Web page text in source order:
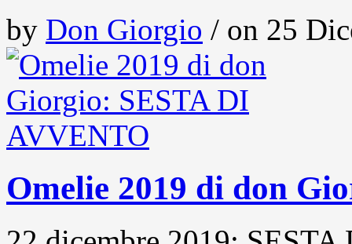
by Don Giorgio / on 25
Omelie 2019 di don